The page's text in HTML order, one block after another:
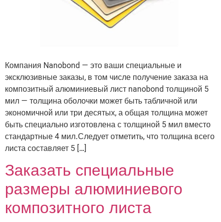
Компания Nanobond — это ваши специальные и
эксклюзивные заказы, в том числе получение заказа на
композитный алюминиевый лист nanobond толщиной 5
мил — толщина оболочки может быть табличной или
экономичной или три десятых, а общая толщина может
быть специально изготовлена ​​с толщиной 5 мил вместо
стандартные 4 мил.Следует отметить, что толщина всего
листа составляет 5 […]
Заказать специальные
размеры алюминиевого
композитного листа